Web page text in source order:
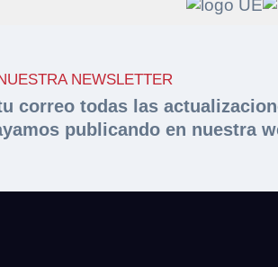
NEWSLETTER
correo todas las
publicando en nuestra
Rellene este
Hacer
Razón social*